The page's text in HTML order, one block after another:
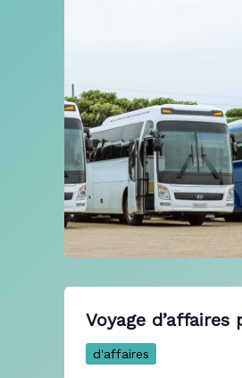
Voyage
d'affaires